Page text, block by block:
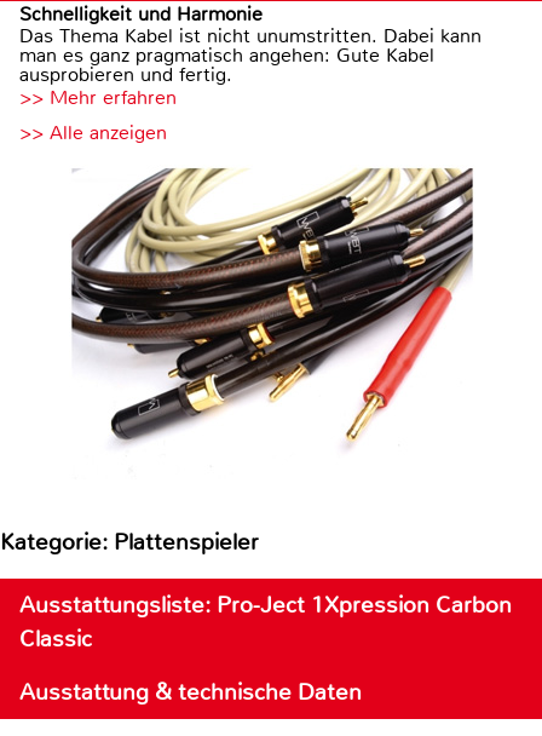
Schnelligkeit und Harmonie
Das Thema Kabel ist nicht unumstritten. Dabei kann
man es ganz pragmatisch angehen: Gute Kabel
ausprobieren und fertig.
>> Mehr erfahren
>> Alle anzeigen
Kategorie: Plattenspieler
Ausstattungsliste: Pro-Ject 1Xpression Carbon
Classic
Ausstattung & technische Daten